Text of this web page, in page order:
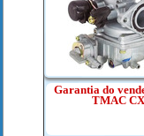
Garantia do
TMAC